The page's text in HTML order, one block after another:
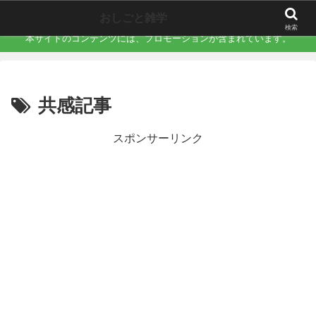
本サイトのコンテンツには、プロモーションが含まれています。
共感記事
スポンサーリンク
検索